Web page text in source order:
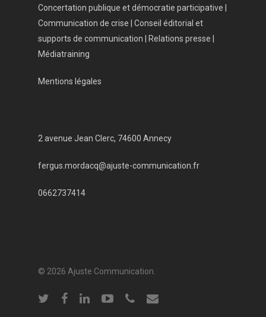
Concertation publique et démocratie participative |
Communication de crise | Conseil éditorial et
supports de communication | Relations presse |
Médiatraining
Mentions légales
2 avenue Jean Clerc, 74600 Annecy
fergus.mordacq@ajuste-communication.fr
0662737414
© 2026 Ajuste Communication.